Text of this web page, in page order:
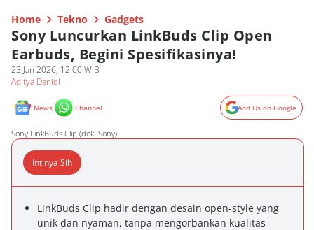
Home Tekno Gadgets
Sony Luncurkan LinkBuds Clip Open
Earbuds, Begini Spesifikasinya!
23 Jan 2026, 12:00 WIB
Aditya Daniel
News Channel Add Us on Google
Sony LinkBuds Clip (dok. Sony)
Intinya Sih
LinkBuds Clip hadir dengan desain open-style yang
unik dan nyaman, tanpa mengorbankan kualitas